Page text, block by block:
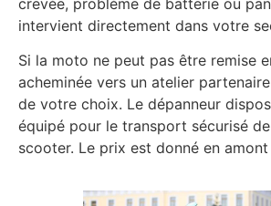
crevée, problème de batterie ou
intervient directement dans votre
Si la moto ne peut pas être remise
acheminée vers un atelier
de votre choix. Le dépanneur
équipé pour le transport sécurisé
scooter. Le prix est donné en amont